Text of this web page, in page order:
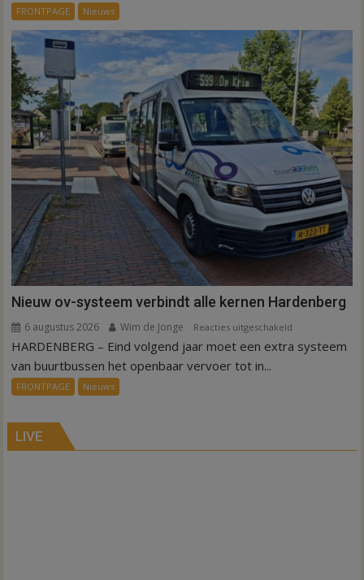
werknemers
FRONTPAGE Nieuws
Nieuw ov-systeem verbindt alle kernen Hardenberg
6 augustus 2026 Wim de Jonge Reacties uitgeschakeld
Nieuw
Hardenberg
HARDENBERG – Eind volgend jaar moet een extra systeem
van buurtbussen het openbaar vervoer tot in...
FRONTPAGE Nieuws
LIVE